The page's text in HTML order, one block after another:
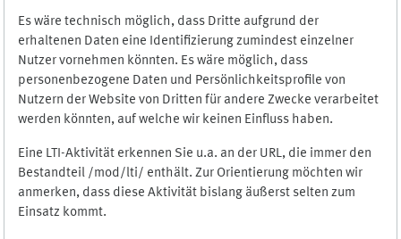
Es wäre technisch möglich, dass Dritte aufgrund der
erhaltenen Daten eine Identifizierung zumindest einzelner
Nutzer vornehmen könnten. Es wäre möglich, dass
personenbezogene Daten und Persönlichkeitsprofile von
Nutzern der Website von Dritten für andere Zwecke verarbeitet
werden könnten, auf welche wir keinen Einfluss haben.
Eine LTI-Aktivität erkennen Sie u.a. an der URL, die immer den
Bestandteil /mod/lti/ enthält. Zur Orientierung möchten wir
anmerken, dass diese Aktivität bislang äußerst selten zum
Einsatz kommt.